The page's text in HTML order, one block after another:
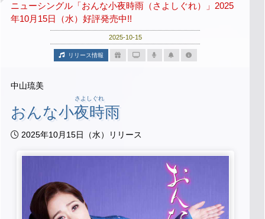
ニューシングル「おんな小夜時雨（さよしぐれ）」2025
年10月15日（水）好評発売中!!
2025-10-15
リリース情報
中山琉美
おんな小夜時雨
さよしぐれ
2025年10月15日（水）リリース